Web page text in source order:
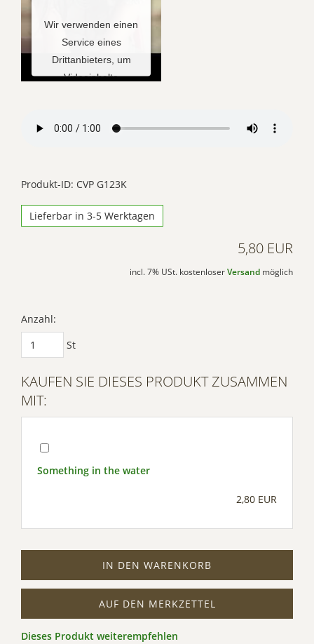
Wir verwenden einen
Service eines
Drittanbieters, um
Videoinhalte
Ihren Aktivitäten
und stimmen Sie der
zu, um dieses Video
Powered by
Usercentrics Consent
Produkt-ID: CVP G123K
Lieferbar in 3-5 Werktagen
5,80 EUR
incl. 7% USt. kostenloser Versand möglich
Anzahl:
St
KAUFEN SIE DIESES PRODUKT ZUSAMMEN
MIT:
Something in the water
2,80 EUR
IN DEN WARENKORB
AUF DEN MERKZETTEL
Dieses Produkt weiterempfehlen